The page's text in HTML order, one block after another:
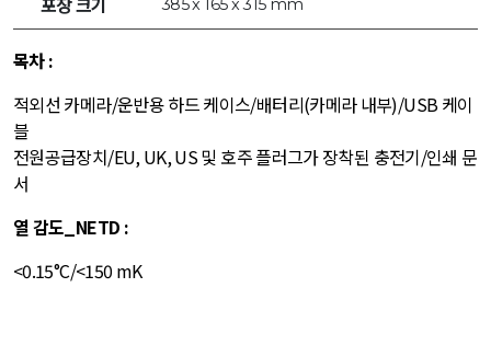
포장 크기 385 x 165 x 315 mm
목차 :
적외선 카메라/운반용 하드 케이스/배터리(카메라 내부)/USB 케이
블
전원공급장치/EU, UK, US 및 호주 플러그가 장착된 충전기/인쇄 문
서
열 감도_NETD :
<0.15°C/<150 mK